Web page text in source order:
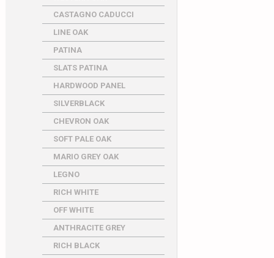
CASTAGNO CADUCCI
LINE OAK
PATINA
SLATS PATINA
HARDWOOD PANEL
SILVERBLACK
CHEVRON OAK
SOFT PALE OAK
MARIO GREY OAK
LEGNO
RICH WHITE
OFF WHITE
ANTHRACITE GREY
RICH BLACK